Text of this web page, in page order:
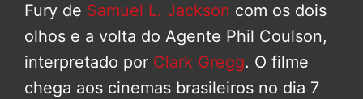
Fury de Samuel L. Jackson com os dois
olhos e a volta do Agente Phil Coulson,
interpretado por Clark Gregg. O filme
chega aos cinemas brasileiros no dia 7